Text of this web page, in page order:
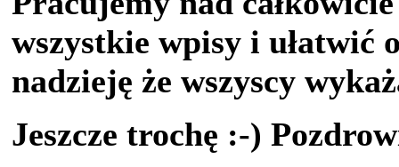
wszystkie wpisy i ułatwić
nadzieję że wszyscy
Jeszcze trochę :-)